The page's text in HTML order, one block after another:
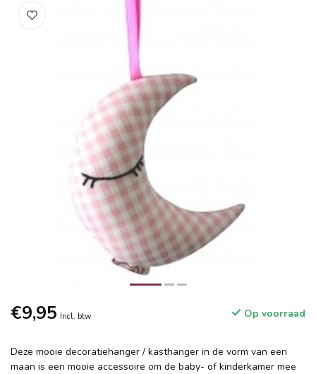
€9,95 Incl. btw Op voorraad
Deze mooie decoratiehanger / kasthanger in de vorm van een
maan is een mooie accessoire om de baby- of kinderkamer mee